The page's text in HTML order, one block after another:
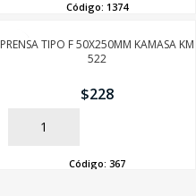
Código: 1374
PRENSA TIPO F 50X250MM KAMASA KM
522
$228
AÑADIR
Código: 367